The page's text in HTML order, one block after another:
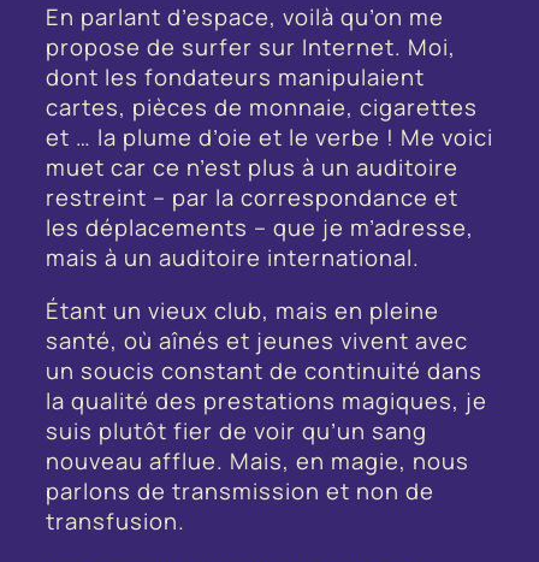
En parlant d’espace, voilà qu’on me
propose de surfer sur Internet. Moi,
dont les fondateurs manipulaient
cartes, pièces de monnaie, cigarettes
et … la plume d’oie et le verbe ! Me voici
muet car ce n’est plus à un auditoire
restreint – par la correspondance et
les déplacements – que je m’adresse,
mais à un auditoire international.
Étant un vieux club, mais en pleine
santé, où aînés et jeunes vivent avec
un soucis constant de continuité dans
la qualité des prestations magiques, je
suis plutôt fier de voir qu’un sang
nouveau afflue. Mais, en magie, nous
parlons de transmission et non de
transfusion.